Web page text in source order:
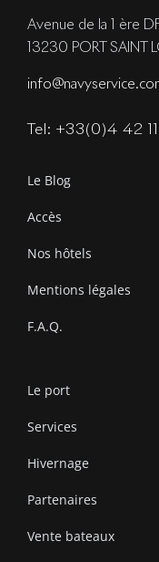
Avenue de la 1 ère
13230 PORT SAINT
Tel: +33(0)4 42
Le Blog
Accès
Nos hôtels
Mentions légales
F.A.Q.
Le port
Services
Hivernage
Partenaires
Vente bateaux